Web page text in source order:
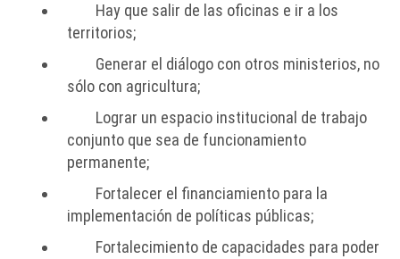
Hay que salir de las oficinas e ir a los
territorios;
Generar el diálogo con otros ministerios, no
sólo con agricultura;
Lograr un espacio institucional de trabajo
conjunto que sea de funcionamiento
permanente;
Fortalecer el financiamiento para la
implementación de políticas públicas;
Fortalecimiento de capacidades para poder